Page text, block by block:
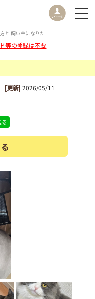
と 飼い主になりた
等の登録は不要
[更新] 2026/05/11
る